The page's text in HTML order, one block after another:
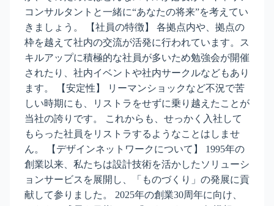
コンサルタントと一緒に“あなたの将来”を考えてい
きましょう。 【社員の特徴】 各拠点内や、拠点の
枠を越えて社内の交流が活発に行われています。ス
キルアップに積極的な社員が多いため勉強会が開催
されたり、社内イベントや社内サークルなどもあり
ます。 【安定性】 リーマンショックなど不況で苦
しい時期にも、リストラをせずに乗り越えたことが
当社の誇りです。 これからも、せっかく入社して
もらった社員をリストラするようなことはしませ
ん。 【デザインネットワークについて】 1995年の
創業以来、私たちは設計技術を活かしたソリューシ
ョンサービスを展開し、「ものづくり」の発展に貢
献して参りました。 2025年の創業30周年に向け、